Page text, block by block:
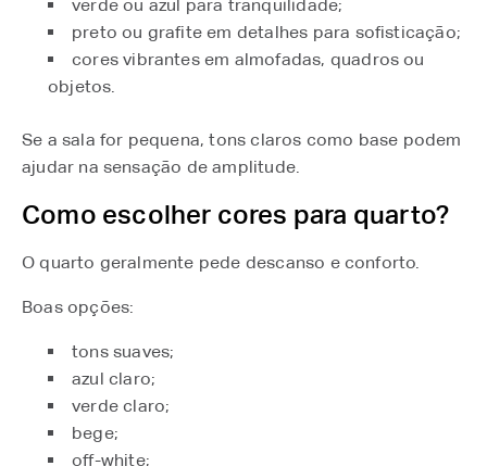
verde ou azul para tranquilidade;
preto ou grafite em detalhes para sofisticação;
cores vibrantes em almofadas, quadros ou
objetos.
Se a sala for pequena, tons claros como base podem
ajudar na sensação de amplitude.
Como escolher cores para quarto?
O quarto geralmente pede descanso e conforto.
Boas opções:
tons suaves;
azul claro;
verde claro;
bege;
off-white;